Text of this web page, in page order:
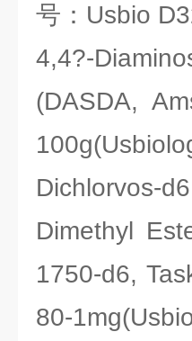
号：Usbio
4,4?-
(DASDA,
Dichlorvos-
Dimethyl
1750-d6,
80-